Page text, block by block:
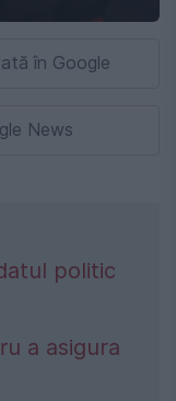
în Google
News
politic
a asigura